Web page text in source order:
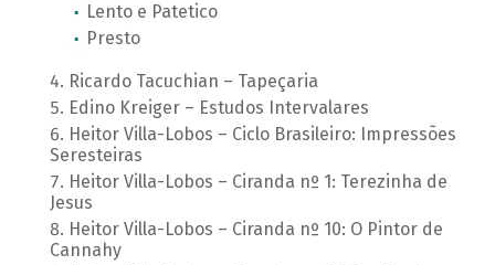
Lento e Patetico
Presto
Ricardo Tacuchian – Tapeçaria
Edino Kreiger – Estudos Intervalares
Heitor Villa-Lobos – Ciclo Brasileiro: Impressões
Seresteiras
Heitor Villa-Lobos – Ciranda nº 1: Terezinha de
Jesus
Heitor Villa-Lobos – Ciranda nº 10: O Pintor de
Cannahy